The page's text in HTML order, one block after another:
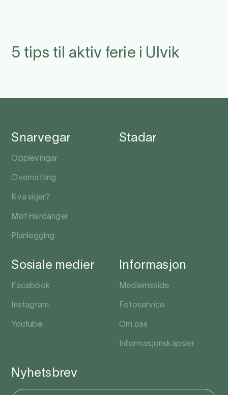
5 tips til aktiv ferie i Ulvik
Snarvegar
Opplevingar
Overnatting
Kva skjer?
Møt Hardanger
Planlegging
Stadar
Sosiale medier
Facebook
Instagram
Youtube
Informasjon
Medlemsside
Fotoservice
Om oss
Informasjonskapsler
Nyhetsbrev